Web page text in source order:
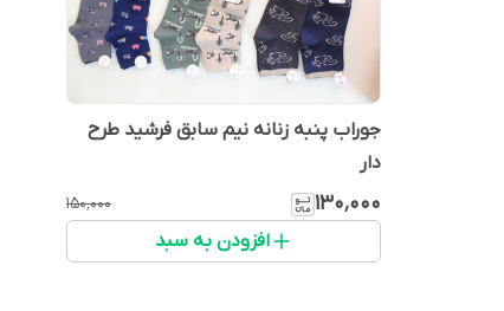
جوراب پنبه زنانه نیم سابق فرشید طرح
دار
۱۳۰٬۰۰۰ ۱۵۰٬۰۰۰
افزودن به سبد